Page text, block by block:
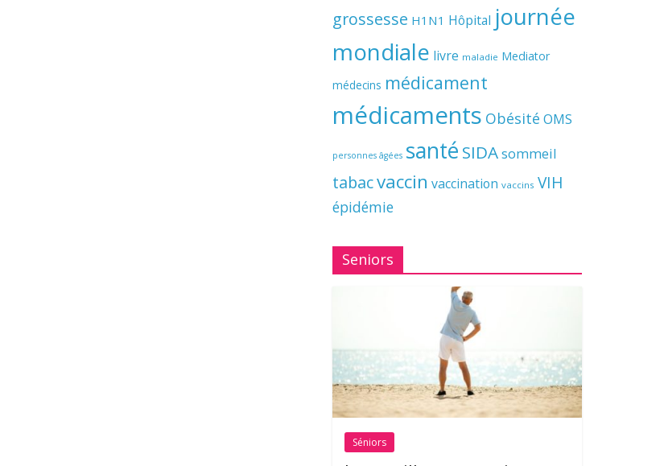
grossesse H1N1 Hôpital journée
mondiale livre maladie Mediator
médecins médicament
médicaments Obésité OMS
personnes âgées santé SIDAsommeil
tabacvaccin vaccination vaccins VIH
épidémie
Seniors
Séniors